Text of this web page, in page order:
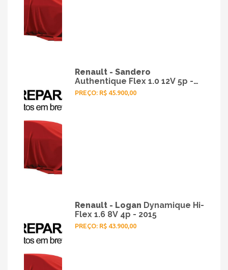
Renault - Sandero
Authentique Flex 1.0 12V 5p -
2017
PREÇO: R$ 45.900,00
Renault - Logan Dynamique Hi-
Flex 1.6 8V 4p - 2015
PREÇO: R$ 43.900,00